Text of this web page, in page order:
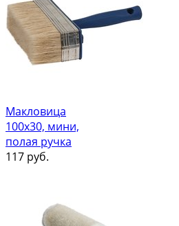
Макловица
100х30, мини,
полая ручка
117 руб.